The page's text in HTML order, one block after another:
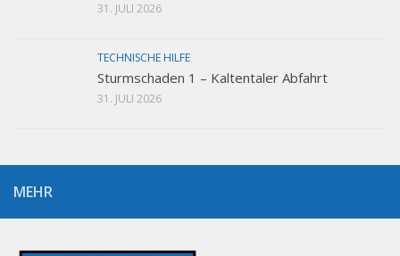
31. JULI 2026
TECHNISCHE HILFE
Sturmschaden 1 – Kaltentaler Abfahrt
31. JULI 2026
MEHR